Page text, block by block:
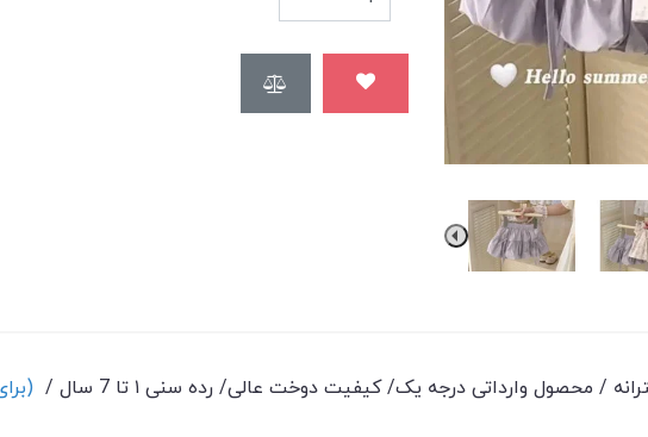
/ محصول وارداتی درجه یک/ کیفیت دوخت عالی/ رده سنی ۱ تا 7 سال /